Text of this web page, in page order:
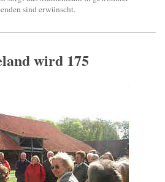
sind erwünscht.
wird 175